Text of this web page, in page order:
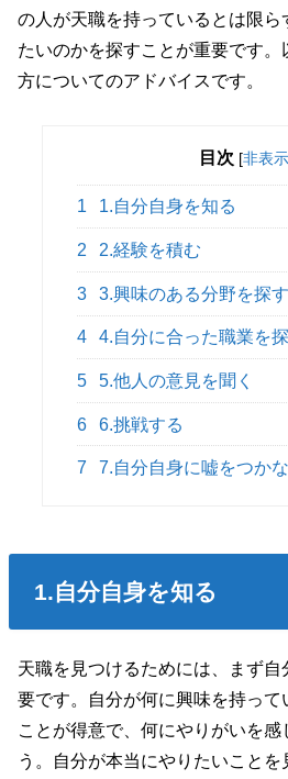
の人が天職を持っているとは限ら
たいのかを探すことが重要です
方についてのアドバイスです。
目次 [非表示
1 1.自分自身を知る
2 2.経験を積む
3 3.興味のある分野を探す
4 4.自分に合った職業を
5 5.他人の意見を聞く
6 6.挑戦する
7 7.自分自身に嘘をつか
1.自分自身を知る
天職を見つけるためには、まず
要です。自分が何に興味を持っ
ことが得意で、何にやりがいを感
う。自分が本当にやりたいこと